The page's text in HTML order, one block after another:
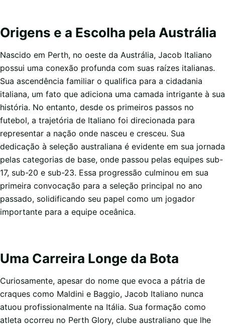
Origens e a Escolha pela Austrália
Nascido em Perth, no oeste da Austrália, Jacob Italiano
possui uma conexão profunda com suas raízes italianas.
Sua ascendência familiar o qualifica para a cidadania
italiana, um fato que adiciona uma camada intrigante à sua
história. No entanto, desde os primeiros passos no
futebol, a trajetória de Italiano foi direcionada para
representar a nação onde nasceu e cresceu. Sua
dedicação à seleção australiana é evidente em sua jornada
pelas categorias de base, onde passou pelas equipes sub-
17, sub-20 e sub-23. Essa progressão culminou em sua
primeira convocação para a seleção principal no ano
passado, solidificando seu papel como um jogador
importante para a equipe oceânica.
Uma Carreira Longe da Bota
Curiosamente, apesar do nome que evoca a pátria de
craques como Maldini e Baggio, Jacob Italiano nunca
atuou profissionalmente na Itália. Sua formação como
atleta ocorreu no Perth Glory, clube australiano que lhe